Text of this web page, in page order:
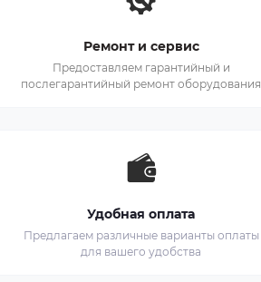
Ремонт и сервис
Предоставляем гарантийный и
послегарантийный ремонт оборудования
Удобная оплата
Предлагаем различные варианты оплаты
для вашего удобства